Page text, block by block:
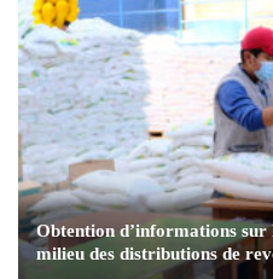
Obtention d’informations sur
milieu des distributions de